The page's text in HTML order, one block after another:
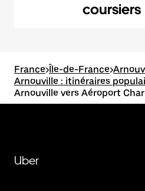
coursiers
France>Île-de-France>
Arnouville : itinéraires
Arnouville vers Aéroport
Uber